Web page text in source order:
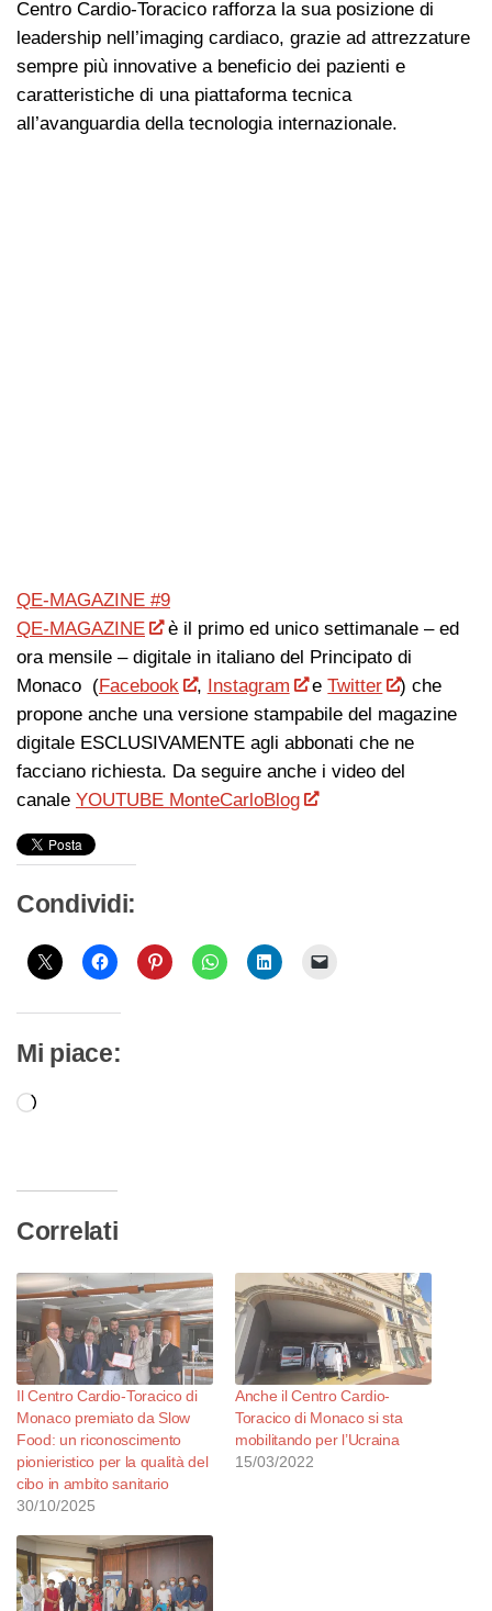
Centro Cardio-Toracico rafforza la sua posizione di
leadership nell’imaging cardiaco, grazie ad attrezzature
sempre più innovative a beneficio dei pazienti e
caratteristiche di una piattaforma tecnica
all’avanguardia della tecnologia internazionale.
QE-MAGAZINE #9
QE-MAGAZINE
è il primo ed unico settimanale – ed
ora mensile – digitale in italiano del Principato di
Monaco (Facebook , Instagram eTwitter
) che
propone anche una versione stampabile del magazine
digitale ESCLUSIVAMENTE agli abbonati che ne
facciano richiesta. Da seguire anche i video del
canale YOUTUBE MonteCarloBlog
Condividi:
Mi piace:
Caricamento
Correlati
Il Centro Cardio-Toracico di
Monaco premiato da Slow
Food: un riconoscimento
pionieristico per la qualità del
cibo in ambito sanitario
30/10/2025
Anche il Centro Cardio-
Toracico di Monaco si sta
mobilitando per l’Ucraina
15/03/2022